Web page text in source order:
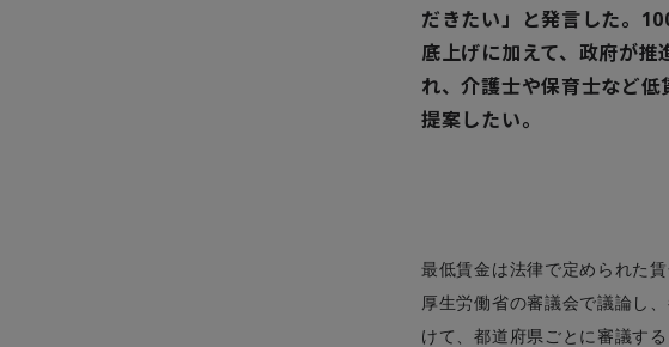
だきたい」と発言した。
底上げに加えて、政府が
れ、介護士や保育士など
提案したい。
最低賃金は法律で定められた賃
厚生労働省の審議会で議論し
けて、都道府県ごとに審議す